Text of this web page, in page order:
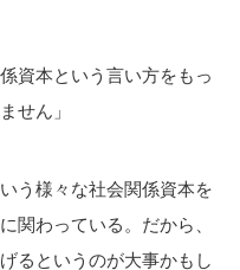
資本という言い方をもっ
せん」
う様々な社会関係資本を
関わっている。だから、
るというのが大事かもし